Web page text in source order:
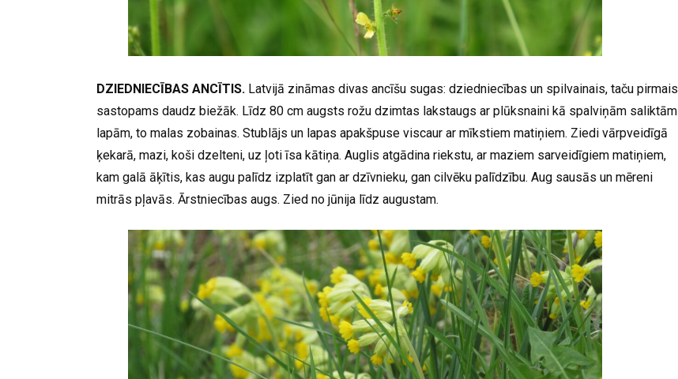
DZIEDNIECĪBAS ANCĪTIS. Latvijā zināmas divas ancīšu sugas: dziedniecības un spilvainais, taču pirmais
sastopams daudz biežāk. Līdz 80 cm augsts rožu dzimtas lakstaugs ar plūksnaini kā spalviņām saliktām
lapām, to malas zobainas. Stublājs un lapas apakšpuse viscaur ar mīkstiem matiņiem. Ziedi vārpveidīgā
ķekarā, mazi, koši dzelteni, uz ļoti īsa kātiņa. Auglis atgādina riekstu, ar maziem sarveidīgiem matiņiem,
kam galā āķītis, kas augu palīdz izplatīt gan ar dzīvnieku, gan cilvēku palīdzību. Aug sausās un mēreni
mitrās pļavās. Ārstniecības augs. Zied no jūnija līdz augustam.